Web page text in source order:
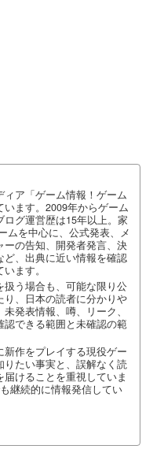
ア「ゲーム情報！ゲーム
ます。2009年からゲーム
ログ運営歴は15年以上。家
ムを中心に、公式発表、メ
ーの告知、開発者発言、決
ど、出典に近い情報を確認
ます。
扱う場合も、可能な限り公
り、日本の読者に分かりや
発表情報、噂、リーク、
認できる範囲と未確認の範
作をプレイする現役ゲー
りたい事実と、誤解なく読
けることを重視していま
継続的に情報発信してい